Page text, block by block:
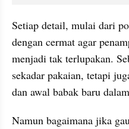
Setiap detail, mulai dari
dengan cermat agar
menjadi tak terlupakan.
sekadar pakaian, tetapi
dan awal babak baru
Namun bagaimana jika